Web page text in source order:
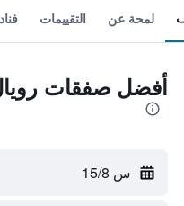
لمحة عن التقييمات
أفضل صفقات
س 15/8